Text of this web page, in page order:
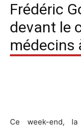
Frédéric
devant le
médecins
Ce week-end,